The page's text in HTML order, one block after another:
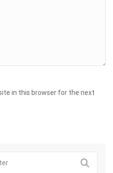
in this browser for the next